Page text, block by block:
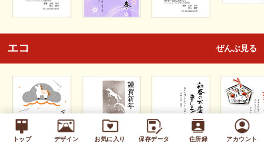
トップ デザイン お気に入り 保存データ 住所録 アカウント
エコ ぜんぶ見る